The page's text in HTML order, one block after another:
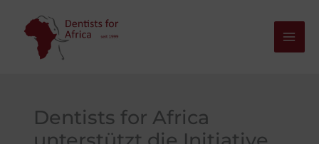
Inhalt
springen
Dentists for Africa